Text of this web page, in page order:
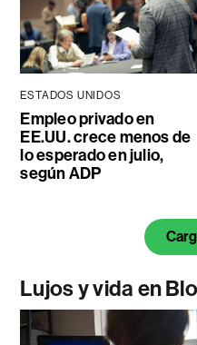
ESTADOS UNIDOS
Empleo privado en
EE.UU. crece menos de
lo esperado en julio,
según ADP
Lujos y vida en